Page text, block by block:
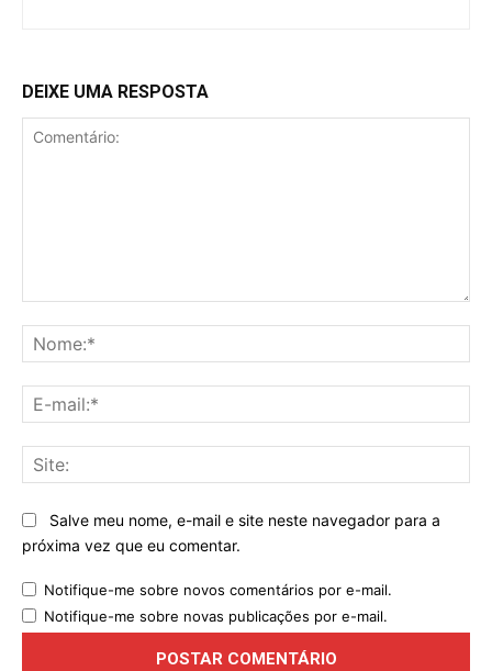
DEIXE UMA RESPOSTA
Salve meu nome, e-mail e site neste navegador para a
próxima vez que eu comentar.
Notifique-me sobre novos comentários por e-mail.
Notifique-me sobre novas publicações por e-mail.